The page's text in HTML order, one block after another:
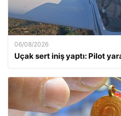
06/08/2026
Uçak sert iniş yaptı: Pilot